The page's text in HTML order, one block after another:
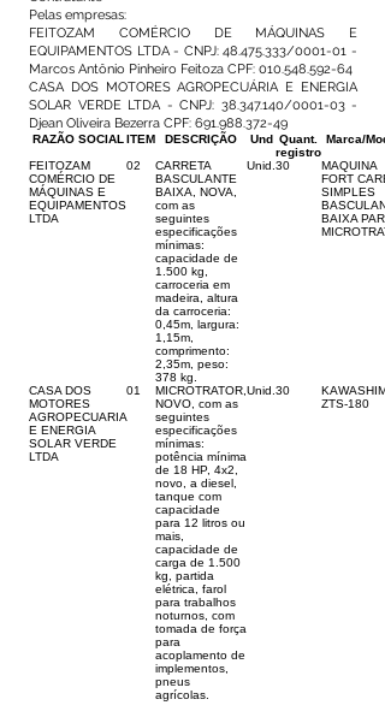
Pelas empresas:
FEITOZAM COMÉRCIO DE MÁQUINAS E
EQUIPAMENTOS LTDA - CNPJ:48.475.333/0001-01 -
Marcos Antônio Pinheiro Feitoza CPF: 010.548.592-64
CASA DOS MOTORES AGROPECUÁRIA E ENERGIA
SOLAR VERDE LTDA - CNPJ: 38.347.140/0001-03 -
Djean Oliveira Bezerra CPF: 691.988.372-49
RAZÃO SOCIAL ITEM DESCRIÇÃO Und Quant.
registro
Marca/
FEITOZAM
COMÉRCIO DE
MÁQUINAS E
EQUIPAMENTOS
LTDA
02
CARRETA
BASCULANTE
BAIXA, NOVA,
com as
seguintes
especificações
mínimas:
capacidade de
1.500 kg,
carroceria em
madeira, altura
da carroceria:
0,45m, largura:
1,15m,
comprimento:
2,35m, peso:
378 kg.
Unid. 30
MAQUINA
FORT
SIMPLES
BAIXA PARA
CASA DOS
MOTORES
AGROPECUARIA
E ENERGIA
SOLAR VERDE
LTDA
01
MICROTRATOR,
NOVO, com as
seguintes
especificações
mínimas:
potência mínima
de 18 HP, 4x2,
novo, a diesel,
tanque com
capacidade
para 12 litros ou
mais,
capacidade de
carga de 1.500
kg, partida
elétrica, farol
para trabalhos
noturnos, com
tomada de força
para
acoplamento de
implementos,
pneus
agrícolas.
Unid. 30
ZTS-180